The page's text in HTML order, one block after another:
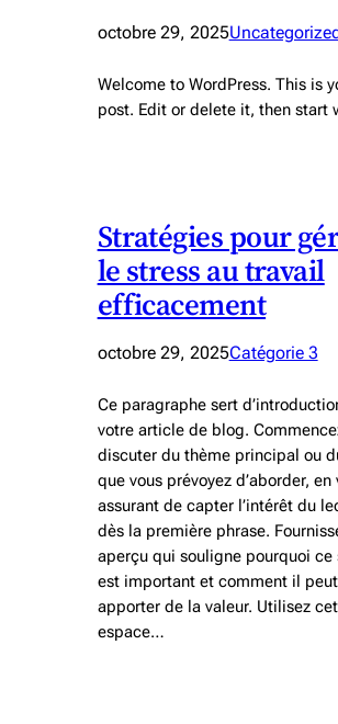
octobre 29, 2025
Welcome to WordPress. This is
post. Edit or delete it, then start
Stratégies pour
le stress au travail
efficacement
octobre 29, 2025Catégorie 3
Ce paragraphe sert
votre article de blog.
discuter du thème principal ou
que vous prévoyez d’aborder, en
assurant de capter l’intérêt du
dès la première phrase.
aperçu qui souligne pourquoi ce
est important et comment il peut
apporter de la valeur. Utilisez cet
espace…